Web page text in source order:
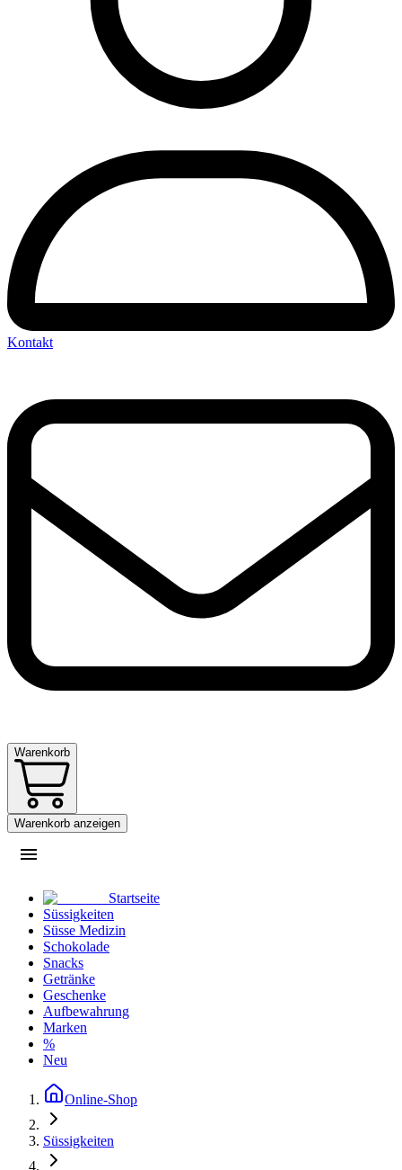
Kontakt
Warenkorb
Warenkorb anzeigen
Startseite
Süssigkeiten
Süsse Medizin
Schokolade
Snacks
Getränke
Geschenke
Aufbewahrung
Marken
%
Neu
Online-Shop
Süssigkeiten